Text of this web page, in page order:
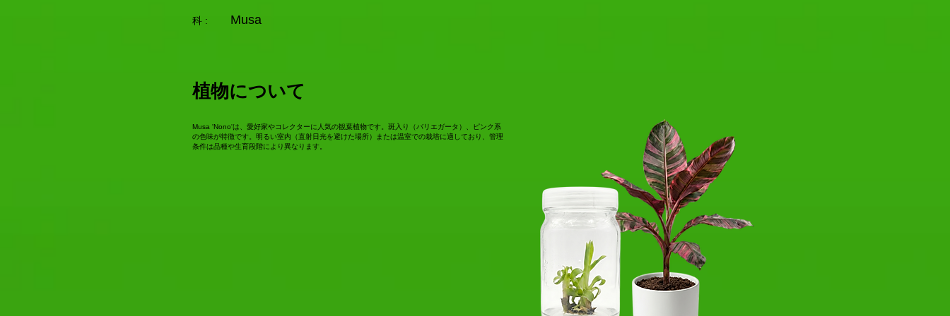
科 : Musa
植物について
Musa 'Nono'は、愛好家やコレクターに人気の観葉植物です。斑入り（バリエガータ）、ピンク系
の色味が特徴です。明るい室内（直射日光を避けた場所）または温室での栽培に適しており、管理
条件は品種や生育段階により異なります。